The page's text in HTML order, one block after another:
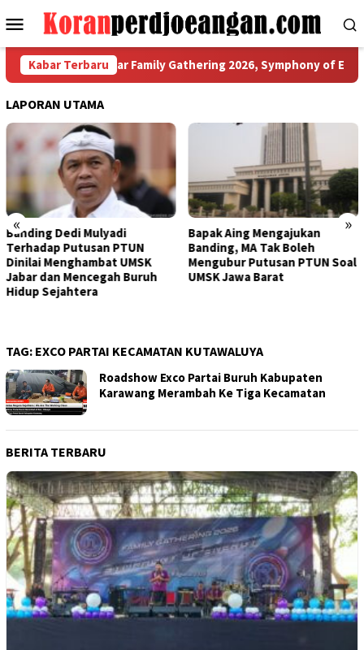
ke
Menu
Mobile
Kabar Terbaru
dan PT MSK Gelar Family Gathering 2026, Symphony of Energy
LAPORAN UTAMA
« »
Bapak Aing Mengajukan
Banding, MA Tak Boleh
Mengubur Putusan PTUN Soal
UMSK Jawa Barat
Sengketa UMSK Jabar 2026
Tak Berkesudahan, Dedi
Mulyadi Terancam
Pemberhentian Sementara
TAG: EXCO PARTAI KECAMATAN KUTAWALUYA
Roadshow Exco Partai Buruh Kabupaten
Karawang Merambah Ke Tiga Kecamatan
BERITA TERBARU